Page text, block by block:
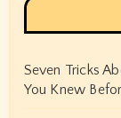
Seven Tricks
You Knew